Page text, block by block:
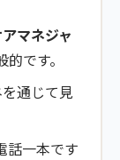
マネジャ
です。
通じて見
話一本です